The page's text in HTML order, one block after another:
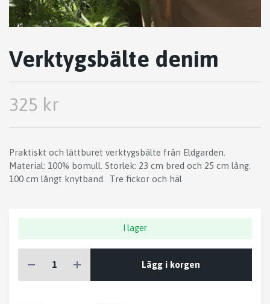
Verktygsbälte denim
325 kr
Praktiskt och lättburet verktygsbälte från Eldgarden.
Material: 100% bomull. Storlek: 23 cm bred och 25 cm lång.
100 cm långt knytband. Tre fickor och häl
I lager
Lägg i korgen